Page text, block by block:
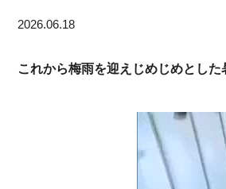
2026.06.18
これから梅雨を迎えじめじめとし